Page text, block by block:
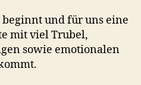
und für uns eine
mit viel Trubel,
sowie emotionalen